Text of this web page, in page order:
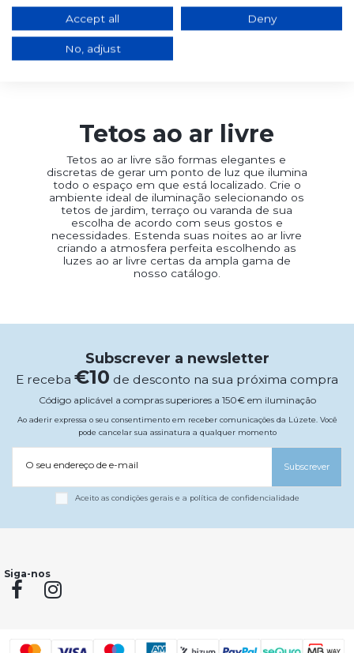
Já viu
Tetos ao ar livre
Tetos ao ar livre são formas elegantes e
discretas de gerar um ponto de luz que ilumina
todo o espaço em que está localizado. Crie o
ambiente ideal de iluminação selecionando os
tetos de jardim, terraço ou varanda de sua
escolha de acordo com seus gostos e
necessidades. Estenda suas noites ao ar livre
criando a atmosfera perfeita escolhendo as
luzes ao ar livre certas da ampla gama de
nosso catálogo.
Subscrever a newsletter
E receba €10 de desconto na sua próxima compra
Código aplicável a compras superiores a 150€ em iluminação
Ao aderir expressa o seu consentimento em receber comunicações da Lúzete. Você
pode cancelar sua assinatura a qualquer momento
O seu endereço de e-mail Subscrever
Aceito as condições gerais e a política de confidencialidade
Siga-nos
Accept all Deny
No, adjust